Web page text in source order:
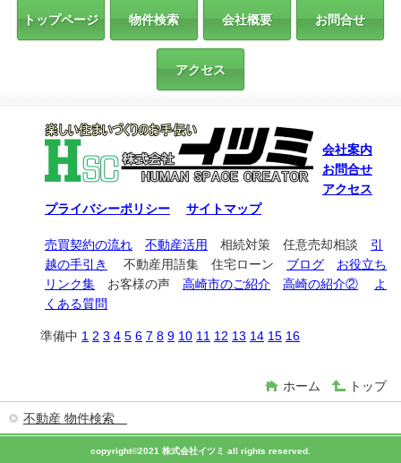
トップページ 物件検索 会社概要 お問合せ
アクセス
会社案内
お問合せ
アクセス
プライバシーポリシー
サイトマップ
売買契約の流れ 不動産活用 相続対策 任意売却相談 引
越の手引き
不動産用語集 住宅ローン ブログ
お役立ち
リンク集 お客様の声 高崎市のご紹介 高崎の紹介②
よ
くある質問
準備中 1 2 3 4 5 6 7 8 9 10 11 12 13 14 15 16
ホーム トップ
不動産 物件検索
copyright©2021 株式会社イツミ all rights reserved.